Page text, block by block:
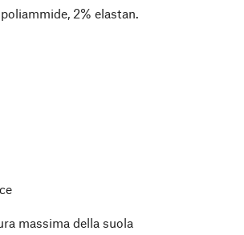
2% elastan.
massima della suola